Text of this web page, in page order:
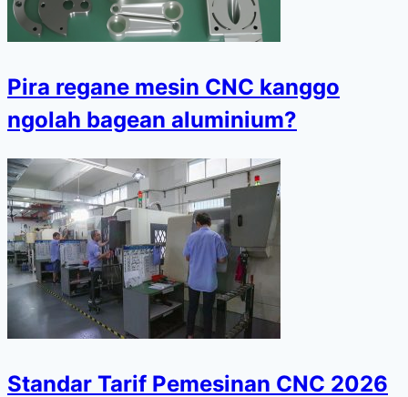
Pira regane mesin CNC kanggo
ngolah bagean aluminium?
Standar Tarif Pemesinan CNC 2026